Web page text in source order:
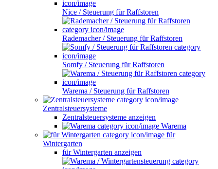
Nice / Steuerung für Raffstoren
Rademacher / Steuerung für Raffstoren
Somfy / Steuerung für Raffstoren
Warema / Steuerung für Raffstoren
Zentralsteuersysteme
Zentralsteuersysteme anzeigen
Warema
für
Wintergarten
für Wintergarten anzeigen